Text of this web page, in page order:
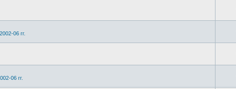
06 гг.
06 гг.